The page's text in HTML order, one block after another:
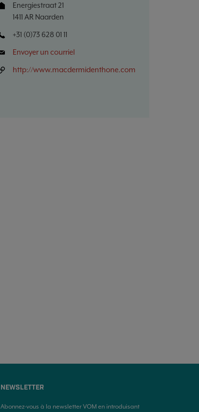
Energiestraat 21
1411 AR Naarden
+31 (0)73 628 01 11
Envoyer un courriel
http://www.macdermidenthone.com
NEWSLETTER
Abonnez-vous à la newsletter VOM en introduisant